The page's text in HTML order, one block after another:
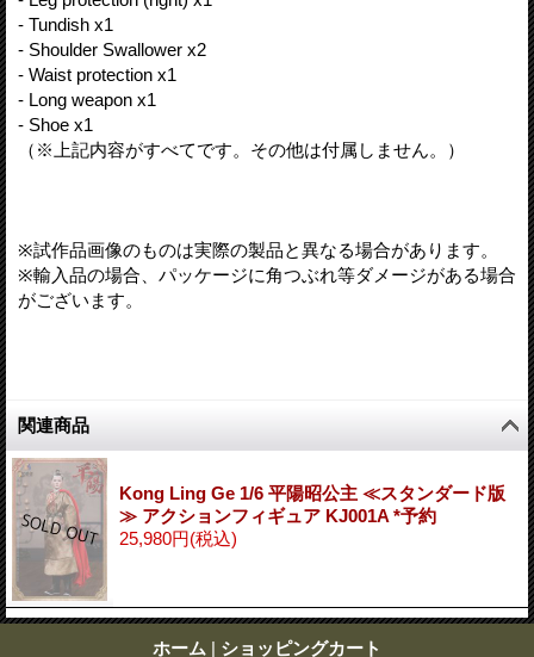
- Tundish x1
- Shoulder Swallower x2
- Waist protection x1
- Long weapon x1
- Shoe x1
（※上記内容がすべてです。その他は付属しません。）
※試作品画像のものは実際の製品と異なる場合があります。
※輸入品の場合、パッケージに角つぶれ等ダメージがある場合
がございます。
関連商品
Kong Ling Ge 1/6 平陽昭公主 ≪スタンダード版
≫ アクションフィギュア KJ001A *予約
25,980円(税込)
ホーム | ショッピングカート